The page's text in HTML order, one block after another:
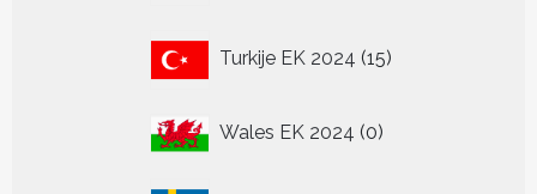
Turkije EK 2024 15
producten
Wales EK 2024 00